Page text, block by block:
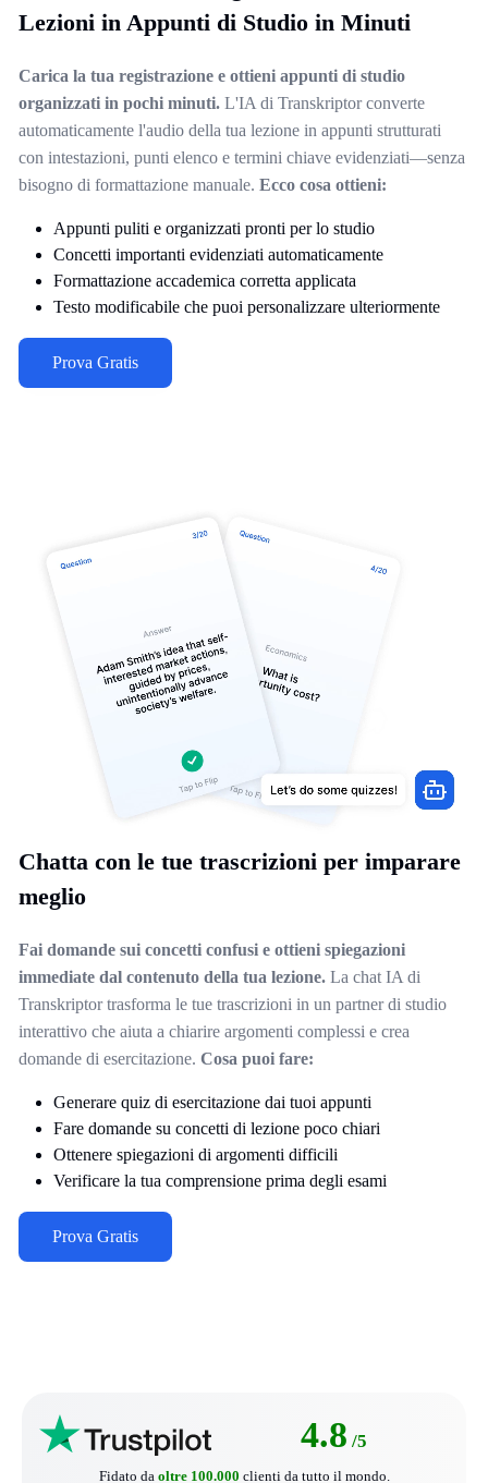
Lezioni in Appunti di Studio in Minuti
Carica la tua registrazione e ottieni appunti di studio
organizzati in pochi minuti. L'IA di Transkriptor converte
automaticamente l'audio della tua lezione in appunti strutturati
con intestazioni, punti elenco e termini chiave evidenziati—senza
bisogno di formattazione manuale. Ecco cosa ottieni:
Appunti puliti e organizzati pronti per lo studio
Concetti importanti evidenziati automaticamente
Formattazione accademica corretta applicata
Testo modificabile che puoi personalizzare ulteriormente
Prova Gratis
Chatta con le tue trascrizioni per imparare
meglio
Fai domande sui concetti confusi e ottieni spiegazioni
immediate dal contenuto della tua lezione. La chat IA di
Transkriptor trasforma le tue trascrizioni in un partner di studio
interattivo che aiuta a chiarire argomenti complessi e crea
domande di esercitazione. Cosa puoi fare:
Generare quiz di esercitazione dai tuoi appunti
Fare domande su concetti di lezione poco chiari
Ottenere spiegazioni di argomenti difficili
Verificare la tua comprensione prima degli esami
Prova Gratis
4.8 /5
Fidato da oltre 100.000 clienti da tutto il mondo.